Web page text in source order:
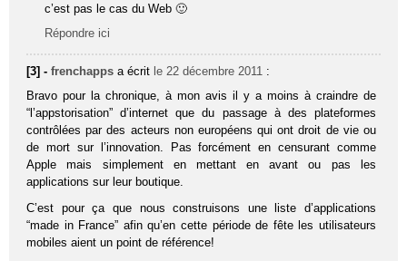
c’est pas le cas du Web 🙂
Répondre ici
[3] -frenchapps a écrit le 22 décembre 2011 :
Bravo pour la chronique, à mon avis il y a moins à craindre de
“l’appstorisation” d’internet que du passage à des plateformes
contrôlées par des acteurs non européens qui ont droit de vie ou
de mort sur l’innovation. Pas forcément en censurant comme
Apple mais simplement en mettant en avant ou pas les
applications sur leur boutique.
C’est pour ça que nous construisons une liste d’applications
“made in France” afin qu’en cette période de fête les utilisateurs
mobiles aient un point de référence!